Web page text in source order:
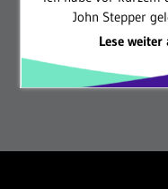
John Stepper
Lese